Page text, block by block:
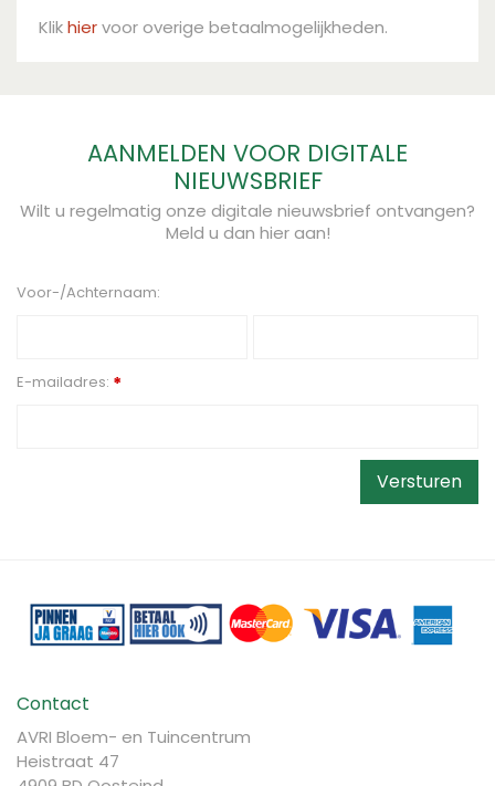
Klikhiervoor overige betaalmogelijkheden.
AANMELDEN VOOR DIGITALE
NIEUWSBRIEF
Wilt u regelmatig onze digitale nieuwsbrief ontvangen?
Meld u dan hier aan!
Voor-/Achternaam:
E-mailadres: *
Contact
AVRI Bloem- en Tuincentrum
Heistraat 47